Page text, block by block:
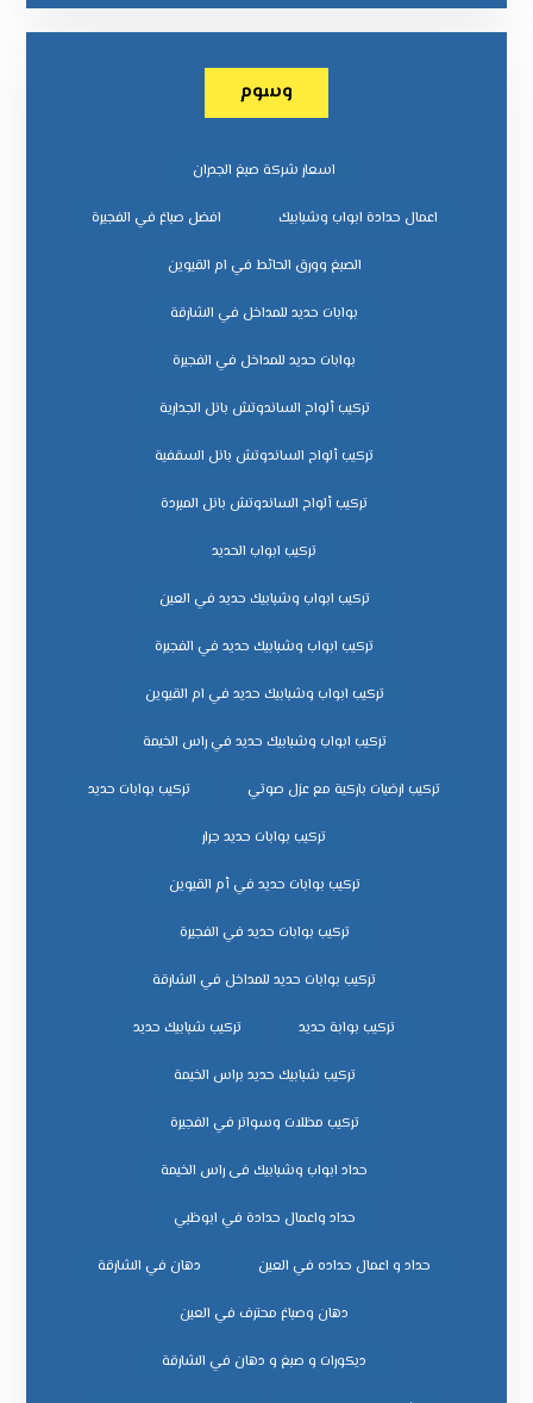
وسوم
اسعار شركة صبغ الجدران
اعمال حدادة ابواب وشبابيك افضل صباغ في الفجيرة
الصبغ وورق الحائط في ام القيوين
بوابات حديد للمداخل في الشارقة
بوابات حديد للمداخل في الفجيرة
تركيب ألواح الساندوتش بانل الجدارية
تركيب ألواح الساندوتش بانل السقفية
تركيب ألواح الساندوتش بانل المبردة
تركيب ابواب الحديد
تركيب ابواب وشبابيك حديد في العين
تركيب ابواب وشبابيك حديد في الفجيرة
تركيب ابواب وشبابيك حديد في ام القيوين
تركيب ابواب وشبابيك حديد في راس الخيمة
تركيب ارضيات باركية مع عزل صوتي تركيب بوابات حديد
تركيب بوابات حديد جرار
تركيب بوابات حديد في أم القيوين
تركيب بوابات حديد في الفجيرة
تركيب بوابات حديد للمداخل في الشارقة
تركيب بوابة حديد تركيب شبابيك حديد
تركيب شبابيك حديد براس الخيمة
تركيب مظلات وسواتر في الفجيرة
حداد ابواب وشبابيك فى راس الخيمة
حداد واعمال حدادة في ابوظبي
حداد و اعمال حداده في العين دهان في الشارقة
دهان وصباغ محترف في العين
ديكورات و صبغ و دهان في الشارقة